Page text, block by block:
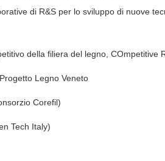
di R&S per lo sviluppo di nuove
della filiera del legno, COmpetitive
Legno Veneto
Corefil)
Tech Italy)